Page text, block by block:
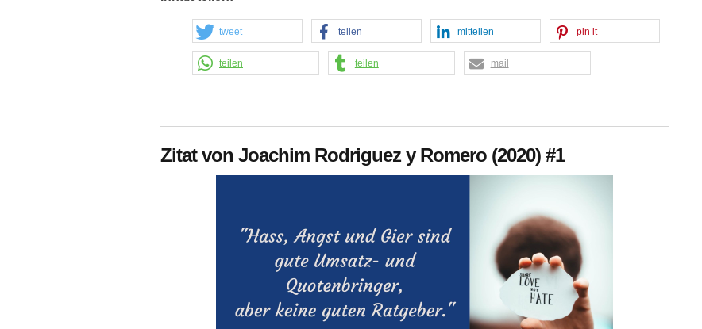
tweet teilen mitteilen pin it
teilen teilen mail
Zitat von Joachim Rodriguez y Romero (2020) #1